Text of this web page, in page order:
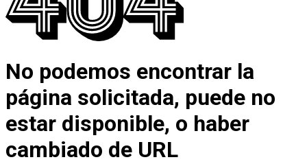
No podemos encontrar la
página solicitada, puede no
estar disponible, o haber
cambiado de URL